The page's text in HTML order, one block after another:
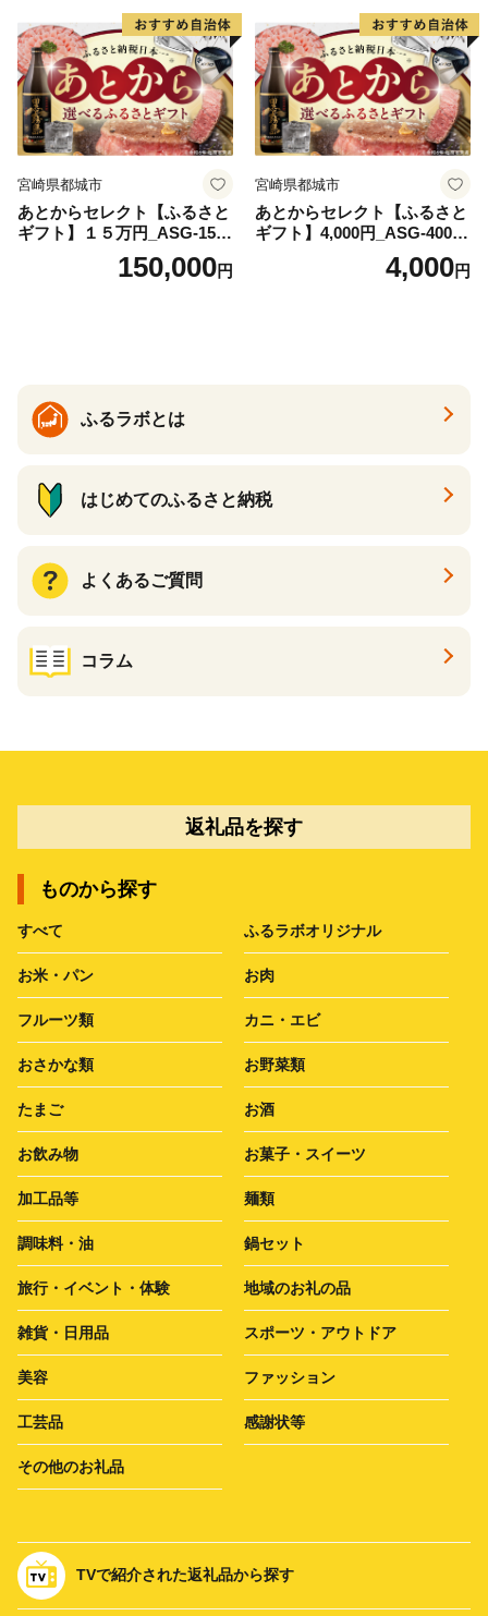
宮崎県都城市
あとからセレクト【ふるさと
ギフト】１５万円_ASG-1500
150,000円
宮崎県都城市
あとからセレクト【ふるさと
ギフト】4,000円_ASG-4000_
(都城市) 後から選べる返礼品
ギフト ギフトポイント 品数2
酎 サーモン 野菜 魚介 海産物
4,000円
ふるラボとは
はじめてのふるさと納税
よくあるご質問
コラム
返礼品を探す
ものから探す
すべて ふるラボオリジナル
お米・パン お肉
フルーツ類 カニ・エビ
おさかな類 お野菜類
たまご お酒
お飲み物 お菓子・スイーツ
加工品等 麺類
調味料・油 鍋セット
旅行・イベント・体験 地域のお礼の品
雑貨・日用品 スポーツ・アウトドア
美容 ファッション
工芸品 感謝状等
その他のお礼品
TVで紹介された返礼品から探す